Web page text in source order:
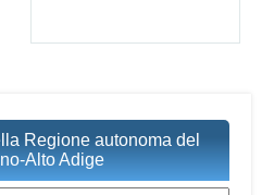
Regione autonoma del
Alto Adige